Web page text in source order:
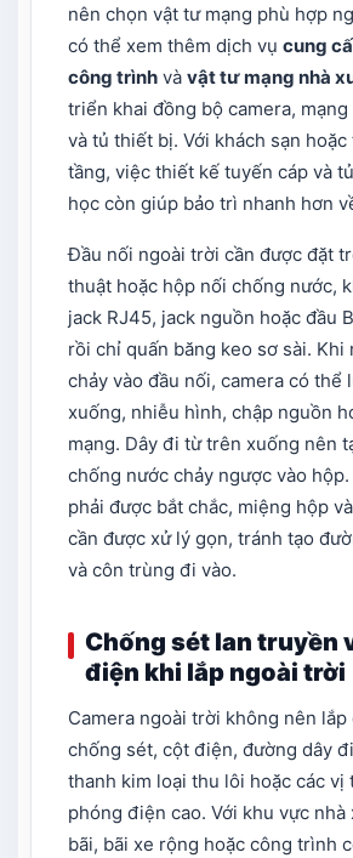
nên chọn vật tư mạng phù hợp
có thể xem thêm dịch vụ cung
công trình và vật tư mạng nhà
triển khai đồng bộ camera, mạng
và tủ thiết bị. Với khách sạn
tầng, việc thiết kế tuyến cáp và
học còn giúp bảo trì nhanh hơn
Đầu nối ngoài trời cần được đặt
thuật hoặc hộp nối chống nước,
jack RJ45, jack nguồn hoặc đầu
rồi chỉ quấn băng keo sơ sài. Khi
chảy vào đầu nối, camera có thể
xuống, nhiễu hình, chập nguồn
mạng. Dây đi từ trên xuống nên
chống nước chảy ngược vào
phải được bắt chắc, miệng hộp
cần được xử lý gọn, tránh tạo
và côn trùng đi vào.
Chống sét lan truyền
điện khi lắp ngoài trời
Camera ngoài trời không nên lắp
chống sét, cột điện, đường dây
thanh kim loại thu lôi hoặc các vị
phóng điện cao. Với khu vực nhà
bãi, bãi xe rộng hoặc công trình